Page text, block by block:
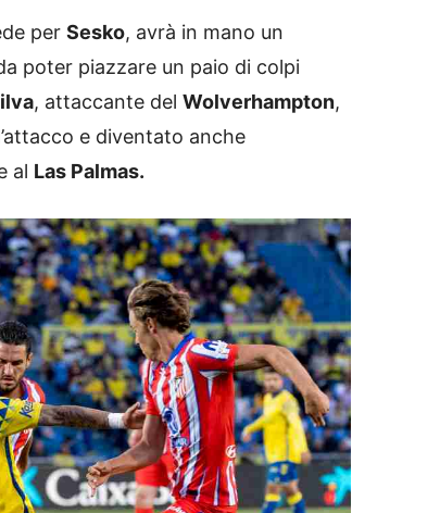
per Sesko, avrà in mano un
poter piazzare un paio di colpi
, attaccante del Wolverhampton,
e diventato anche
al Las Palmas.